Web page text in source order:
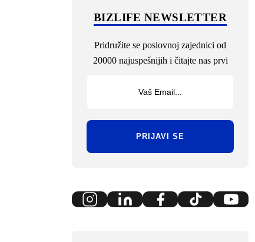
BIZLIFE NEWSLETTER
Pridružite se poslovnoj zajednici od
20000 najuspešnijih i čitajte nas prvi
PRIJAVI SE